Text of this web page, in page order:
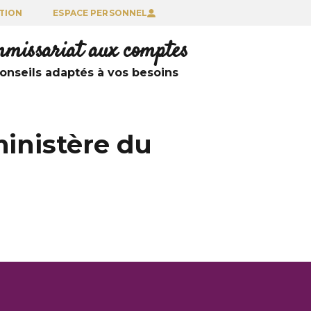
ESPACE PERSONNEL
aux comptes
adaptés à vos besoins
du